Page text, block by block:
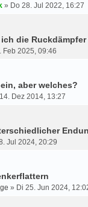
» Do 28. Jul 2022, 16:27
die Ruckdämpfer
Feb 2025, 09:46
aber welches?
Dez 2014, 13:27
Jul 2024, 20:29
» Di 25. Jun 2024,